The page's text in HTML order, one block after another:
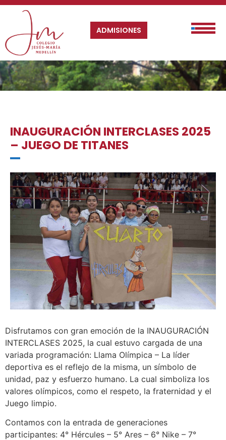
ADMISIONES
INAUGURACIÓN INTERCLASES 2025
– JUEGO DE TITANES
Disfrutamos con gran emoción de la INAUGURACIÓN
INTERCLASES 2025, la cual estuvo cargada de una
variada programación: Llama Olímpica – La líder
deportiva es el reflejo de la misma, un símbolo de
unidad, paz y esfuerzo humano. La cual simboliza los
valores olímpicos, como el respeto, la fraternidad y el
Juego limpio.
Contamos con la entrada de generaciones
participantes: 4° Hércules – 5° Ares – 6° Nike – 7°